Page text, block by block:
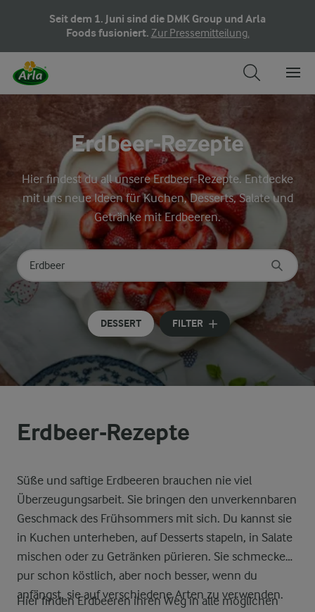
Seit dem 1. Juni sind die DMK Group und Arla
Foods fusioniert. Zur Pressemitteilung.
Erdbeer-Rezepte
Hier findest du all unsere Erdbeer-Rezepte. Entdecke
mit uns neue Ideen für Kuchen, Desserts, Salate und
Getränke mit Erdbeeren.
Nach Kategorie suchen
Geben Sie Suchbegriffe ein
DESSERT FILTER
Erdbeer-Rezepte
Süße und saftige Erdbeeren brauchen nie viel
Überzeugungsarbeit. Sie bringen den unverkennbaren
Geschmack des Frühsommers mit sich. Du kannst sie
in Kuchen unterheben, auf Desserts stapeln, in Salate
mischen oder zu Getränken pürieren. Sie schmecken
pur schon köstlich, aber noch besser, wenn du
anfängst, sie auf verschiedene Arten zu verwenden.
Hier finden Erdbeeren ihren Weg in alle möglichen